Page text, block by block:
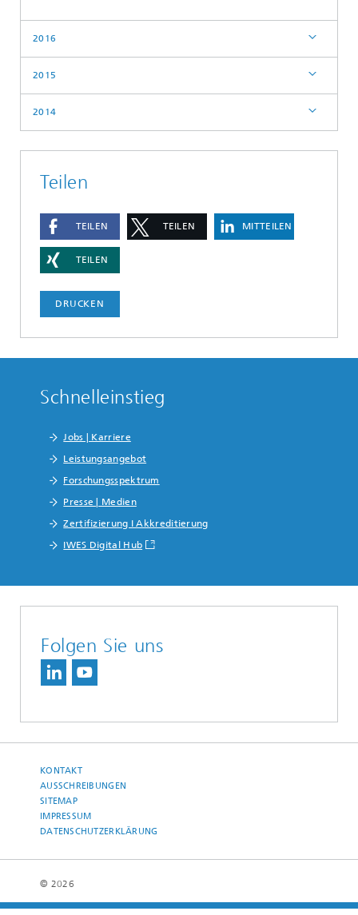
2016
2015
2014
Teilen
TEILEN TEILEN MITTEILEN
TEILEN
DRUCKEN
Schnelleinstieg
Jobs | Karriere
Leistungsangebot
Forschungsspektrum
Presse | Medien
Zertifizierung I Akkreditierung
IWES Digital Hub
Folgen Sie uns
KONTAKT
AUSSCHREIBUNGEN
SITEMAP
IMPRESSUM
DATENSCHUTZERKLÄRUNG
© 2026